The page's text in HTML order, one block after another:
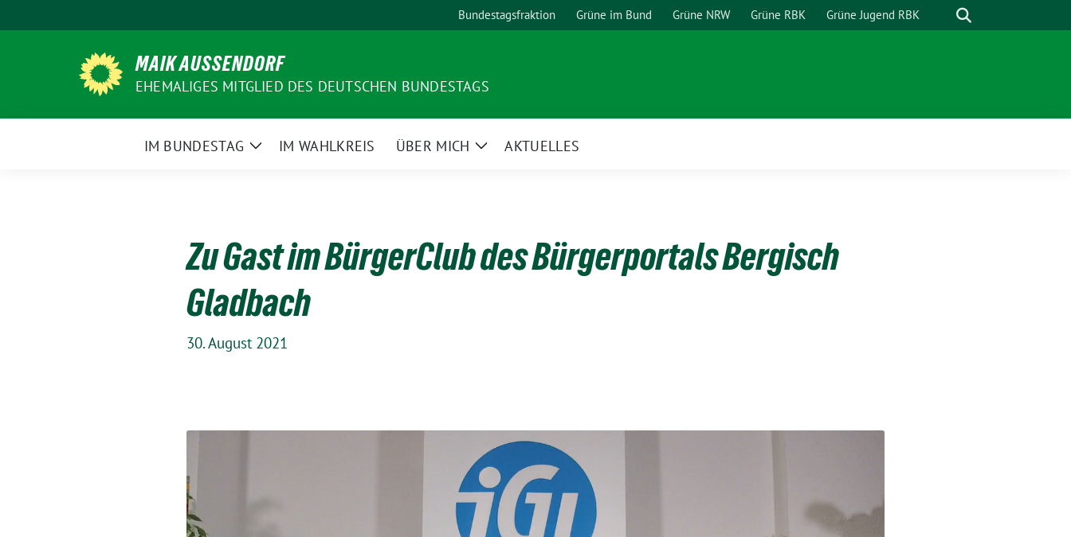
zum
Bundestagsfraktion Grüne im Bund Grüne NRW Grüne RBK Grüne Jugend RBK Suche
MAIK AUSSENDORF
EHEMALIGES MITGLIED DES DEUTSCHEN BUNDESTAGS
IM BUNDESTAG
ZeigeIM WAHLKREIS ÜBER MICH
ZeigeAKTUELLES
Zu Gast im BürgerClub des Bürgerportals Bergisch
Gladbach
30. August 2021